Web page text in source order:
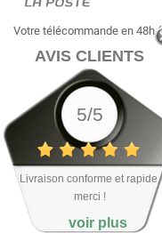
Votre télécommande en 48h
AVIS CLIENTS
5/5
Livraison conforme et rapide,
merci !
voir plus